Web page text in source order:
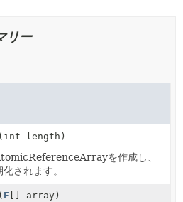
リー
(int length)
を作成し、
されます。
( E [] array)